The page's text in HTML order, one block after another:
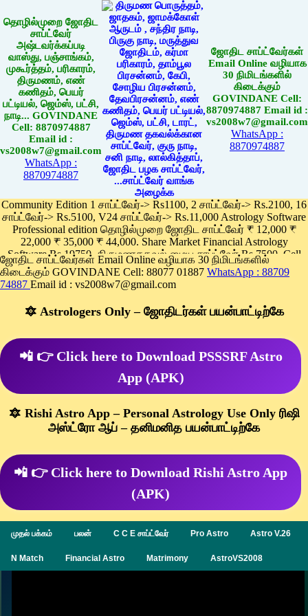
தொழில்முறை ஜோதிட
சாப்ட்வேர்
அஷ்டவர்க்கப்படி
வாஸ்து, பஞ்சாங்கம்,
முகூர்த்தம், பரிகாரம்,
திருமணம், எண்
கணிதம், பெயர்
பட்டியல், ஜெம்ஸ், பட்சி,
நாடி... GOVINDANE
Cell: 8870974887
Email id :
vs2008w7@gmail.com
WhatsApp :
8870974887
ஜோதிட சாப்ட்வேர்கள்
Email Online வழியாக
30 நிமிடங்களில்
கிடைக்கும்
GOVINDANE Cell:
8870974887 Email id :
vs2008w7@gmail.com
WhatsApp :
8870974887
Community Edition 1 சாப்ட்வேர்-> Rs1100, 2 சாப்ட்வேர்-> Rs.2100, 16
சாப்ட்வேர்-> Rs.5100, V24 சாப்ட்வேர்-> Rs.11,000 Astrology Software
Professional edition தொழில்முறை ஜோதிட சாப்ட்வேர் ₹ 12,000 ₹
22,000 ₹ 35,000 ₹ 44,000. Share Market Financial Astrology
Software Rs.19750, திருமணதகவல் மைய சாப்ட்வேர் Rs.7500, Cell
Phone App Rs. 1100
Pay online
ஜோதிட சாப்ட்வேர்கள் Email Online வழியாக 30 நிமிடங்களில்
கிடைக்கும் GOVINDANE Cell: 88077 01887 WhatsApp : 88709
74887 Email id : vs2008w7@gmail.com
🔯 Astrologers Only – ஜோதிடர்கள் பயன்பாட்டிற்கே
📲 👉 Click here to Download PSSSRF Astro
App (APK)
🔯 Rishi Astro App – Personal Astrology Use Only ரிஷி
அஸ்ட்ரோ ஆப் – தனிமனித பயன்பாட்டிற்கே
📲 👉 Click here to Download Rishi Astro App
(APK)
முதல் பக்கம் பலன் C C E சாப்ட்வேர் Pro Astro Astro V.26
N Match Financial Astro Matrimony AstroVS2008